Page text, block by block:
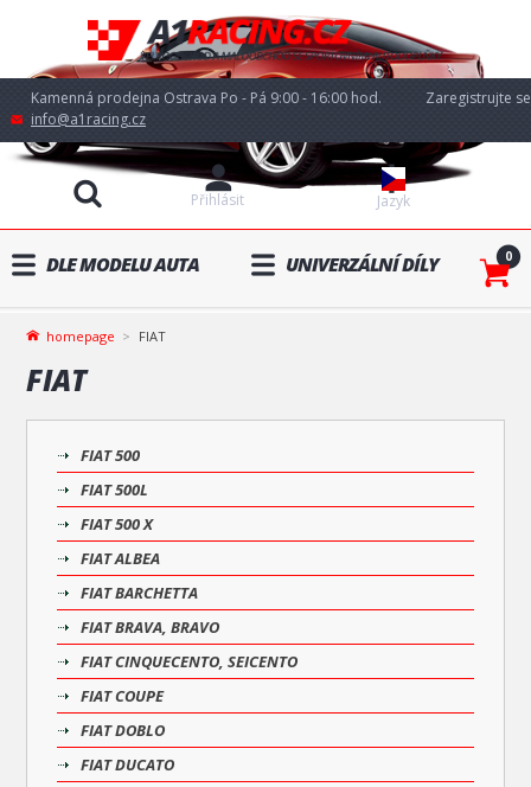
Kamenná prodejna Ostrava Po - Pá 9:00 - 16:00 hod.
info@a1racing.cz
Jazyk
Přihlásit
Zaregistrujte se
DLE MODELU AUTA UNIVERZÁLNÍ DÍLY 0
homepage FIAT
FIAT
FIAT 500
FIAT 500L
FIAT 500 X
FIAT ALBEA
FIAT BARCHETTA
FIAT BRAVA, BRAVO
FIAT CINQUECENTO, SEICENTO
FIAT COUPE
FIAT DOBLO
FIAT DUCATO